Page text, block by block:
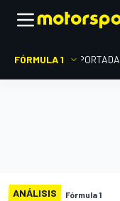
FÓRMULA 1 PORTADA
ANÁLISIS Fórmula 1